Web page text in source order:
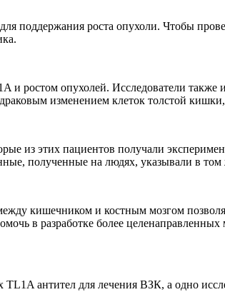
поддержания роста опухоли. Чтобы
и ростом опухолей. Исследователи
изменением клеток толстой кишки,
из этих пациентов получали
полученные на людях, указывали в
кишечником и костным мозгом
в разработке более
антител для лечения ВЗК, а одно